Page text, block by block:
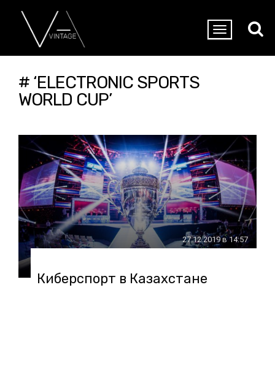
# ‘ELECTRONIC SPORTS
WORLD CUP’
27.12.2019 в 14:57
Киберспорт в Казахстане